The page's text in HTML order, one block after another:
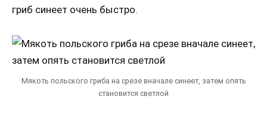
гриб синеет очень быстро.
Мякоть польского гриба на срезе вначале синеет, затем опять
становится светлой